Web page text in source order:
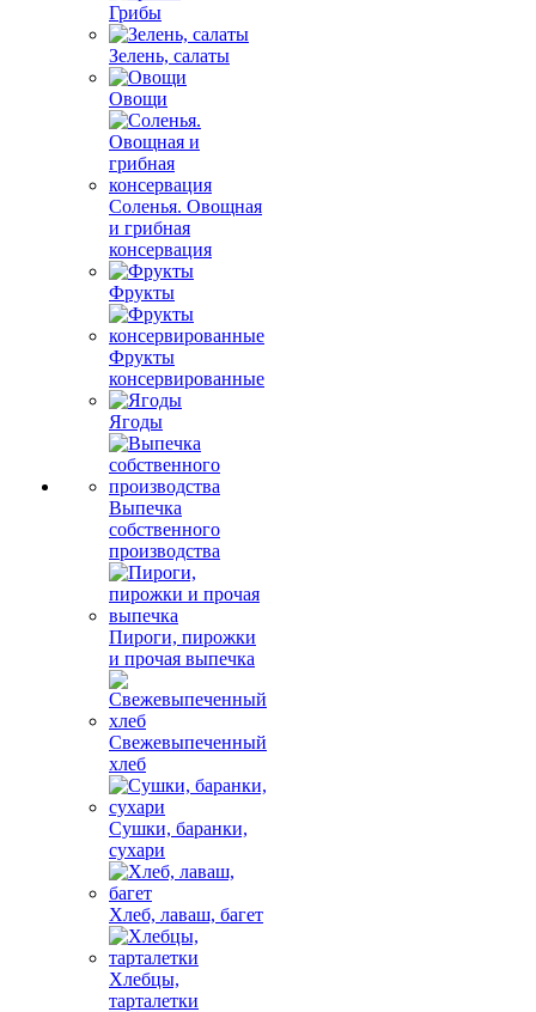
Грибы
Зелень, салаты
Овощи
Соленья. Овощная
и грибная
консервация
Фрукты
Фрукты
консервированные
Ягоды
Выпечка
собственного
производства
Пироги, пирожки
и прочая выпечка
Свежевыпеченный
хлеб
Сушки, баранки,
сухари
Хлеб, лаваш, багет
Хлебцы,
тарталетки